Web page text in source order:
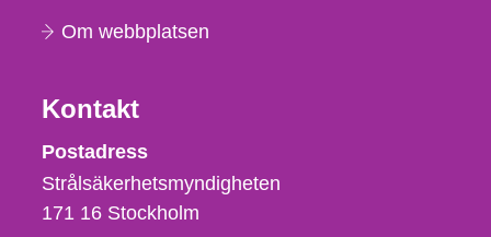
Om webbplatsen
Kontakt
Strålsäkerhetsmyndigheten
Postadress
Strålsäkerhetsmyndigheten
171 16 Stockholm